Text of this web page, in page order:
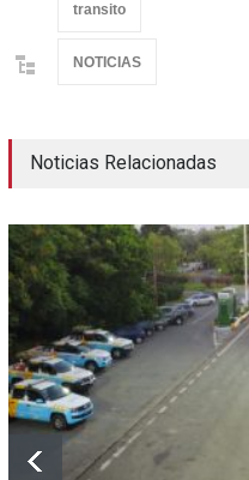
transito
NOTICIAS
Noticias Relacionadas